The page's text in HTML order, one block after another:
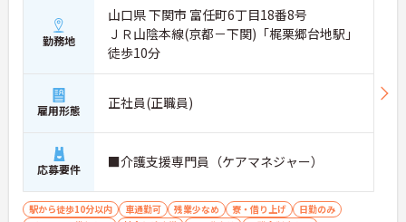
勤務地
山口県 下関市 富任町6丁目18番8号
ＪＲ山陰本線(京都－下関)「梶栗郷台地駅」
徒歩10分
雇用形態 正社員(正職員)
応募要件 ■介護支援専門員（ケアマネジャー）
駅から徒歩10分以内 車通勤可 残業少なめ 寮・借り上げ
日勤のみ